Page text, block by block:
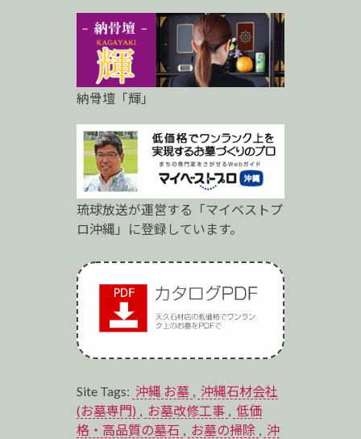
納骨壇「輝」
琉球放送が運営する「マイベストプ
ロ沖縄」に登録しています。
Site Tags: 沖縄 お墓 , 沖縄石材会社
(お墓専門) , お墓改修工事 , 低価
格・高品質の墓石 , お墓の掃除 , 沖